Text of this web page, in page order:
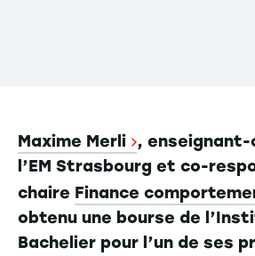
Maxime Merli , enseignant-
l’EM Strasbourg et co-
chaire Finance
obtenu une bourse de
Bachelier pour l’un de ses